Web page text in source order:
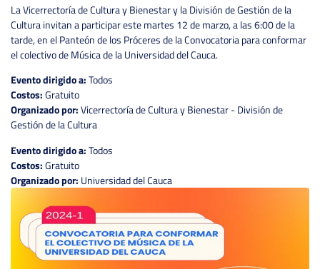
La Vicerrectoría de Cultura y Bienestar y la División de Gestión de la
Cultura invitan a participar este martes 12 de marzo, a las 6:00 de la
tarde, en el Panteón de los Próceres de la Convocatoria para conformar
el colectivo de Música de la Universidad del Cauca.
Evento dirigido a:Todos
Costos:Gratuito
Organizado por:Vicerrectoría de Cultura y Bienestar - División de
Gestión de la Cultura
Evento dirigido a:Todos
Costos:Gratuito
Organizado por: Universidad del Cauca